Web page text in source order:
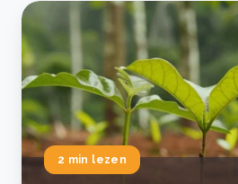
2 min lezen